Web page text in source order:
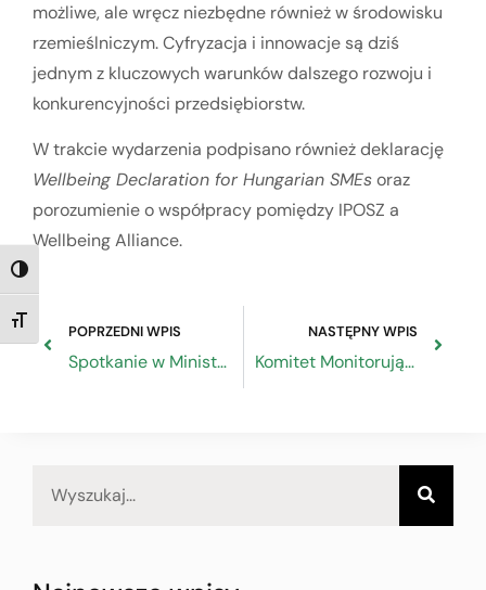
TOGGLE HIGH CONTRAST
TOGGLE FONT SIZE
możliwe, ale wręcz niezbędne również w środowisku
rzemieślniczym. Cyfryzacja i innowacje są dziś
jednym z kluczowych warunków dalszego rozwoju i
konkurencyjności przedsiębiorstw.
W trakcie wydarzenia podpisano również deklarację
Wellbeing Declaration for Hungarian SMEsoraz
porozumienie o współpracy pomiędzy IPOSZ a
Wellbeing Alliance.
POPRZEDNI WPIS
Spotkanie w Ministerstwie Edukacji Narodowej
NASTĘPNY WPIS
Komitet Monitorujący Program Fundusze Europejskie dla Rozwoju Społecznego na lata 2021-2027 zatwierdził nowy konkurs dla partnerów społecznych